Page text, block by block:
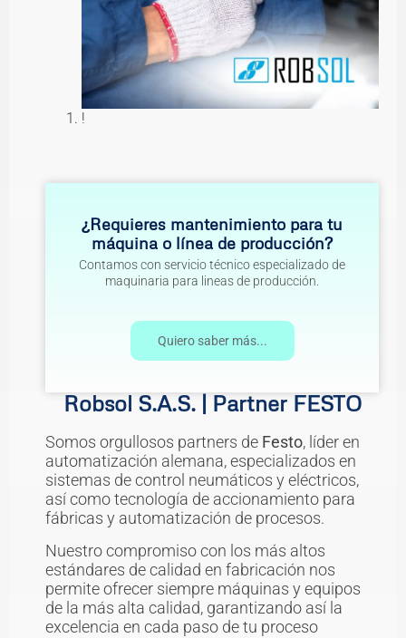
!
¿Requieres mantenimiento para tu
máquina o línea de producción?
Contamos con servicio técnico especializado de
maquinaria para lineas de producción.
Quiero saber más...
Robsol S.A.S. | Partner FESTO
Somos orgullosos partners de Festo, líder en
automatización alemana, especializados en
sistemas de control neumáticos y eléctricos,
así como tecnología de accionamiento para
fábricas y automatización de procesos.
Nuestro compromiso con los más altos
estándares de calidad en fabricación nos
permite ofrecer siempre máquinas y equipos
de la más alta calidad, garantizando así la
excelencia en cada paso de tu proceso